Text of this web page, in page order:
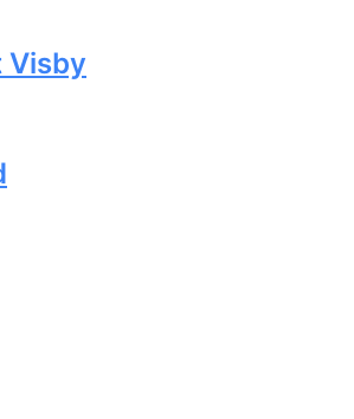
Visby